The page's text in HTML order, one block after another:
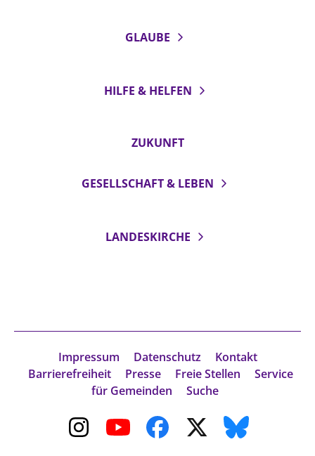
GLAUBE
HILFE & HELFEN
ZUKUNFT
GESELLSCHAFT & LEBEN
LANDESKIRCHE
Impressum Datenschutz
Kontakt
Barrierefreiheit
Presse Freie Stellen
Service
für Gemeinden
Suche